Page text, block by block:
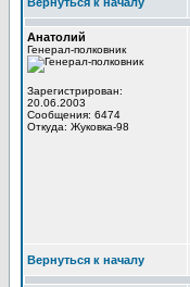
Анатолий
Генерал-полковник
Зарегистрирован:
20.06.2003
Сообщения: 6474
Откуда: Жуковка-98
Вернуться к началу